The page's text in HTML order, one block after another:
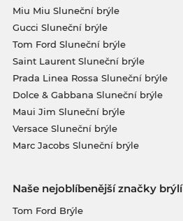
Miu Miu Sluneční brýle
Gucci Sluneční brýle
Tom Ford Sluneční brýle
Saint Laurent Sluneční brýle
Prada Linea Rossa Sluneční brýle
Dolce & Gabbana Sluneční brýle
Maui Jim Sluneční brýle
Versace Sluneční brýle
Marc Jacobs Sluneční brýle
Naše nejoblíbenější značky brýlí
Tom Ford Brýle